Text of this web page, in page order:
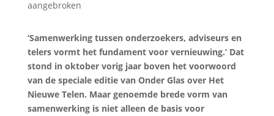
‘Samenwerking tussen onderzoekers, adviseurs en
telers vormt het fundament voor vernieuwing.’ Dat
stond in oktober vorig jaar boven het voorwoord
van de speciale editie van Onder Glas over Het
Nieuwe Telen. Maar genoemde brede vorm van
samenwerking is niet alleen de basis voor